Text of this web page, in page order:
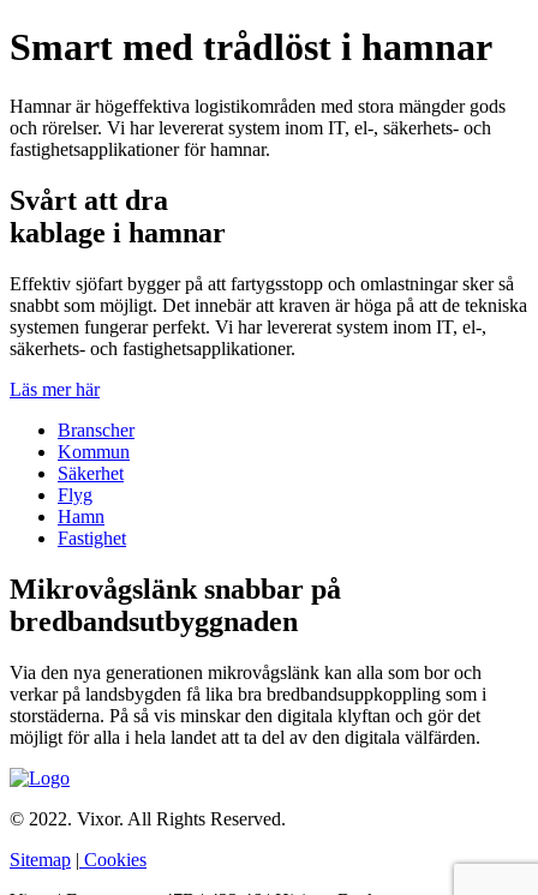
Smart med trådlöst i hamnar
Hamnar är högeffektiva logistikområden med stora mängder gods
och rörelser. Vi har levererat system inom IT, el-, säkerhets- och
fastighetsapplikationer för hamnar.
Svårt att dra
kablage i hamnar
Effektiv sjöfart bygger på att fartygsstopp och omlastningar sker så
snabbt som möjligt. Det innebär att kraven är höga på att de tekniska
systemen fungerar perfekt. Vi har levererat system inom IT, el-,
säkerhets- och fastighetsapplikationer.
Läs mer här
Branscher
Kommun
Säkerhet
Flyg
Hamn
Fastighet
Mikrovågslänk snabbar på
bredbandsutbyggnaden
Via den nya generationen mikrovågslänk kan alla som bor och
verkar på landsbygden få lika bra bredbandsuppkoppling som i
storstäderna. På så vis minskar den digitala klyftan och gör det
möjligt för alla i hela landet att ta del av den digitala välfärden.
© 2022. Vixor. All Rights Reserved.
Sitemap | Cookies